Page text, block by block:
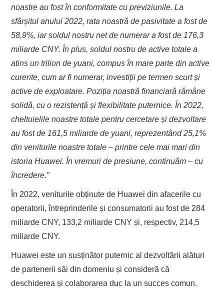
noastre au fost în conformitate cu previziunile. La
sfârșitul anului 2022, rata noastră de pasivitate a fost de
58,9%, iar soldul nostru net de numerar a fost de 176,3
miliarde CNY. În plus, soldul nostru de active totale a
atins un trilion de yuani, compus în mare parte din active
curente, cum ar fi numerar, investiții pe termen scurt și
active de exploatare. Poziția noastră financiară rămâne
solidă, cu o rezistență și flexibilitate puternice. În 2022,
cheltuielile noastre totale pentru cercetare și dezvoltare
au fost de 161,5 miliarde de yuani, reprezentând 25,1%
din veniturile noastre totale – printre cele mai mari din
istoria Huawei. În vremuri de presiune, continuăm – cu
încredere.”
În 2022, veniturile obținute de Huawei din afacerile cu
operatorii, întreprinderile și consumatorii au fost de 284
miliarde CNY, 133,2 miliarde CNY și, respectiv, 214,5
miliarde CNY.
Huawei este un susținător puternic al dezvoltării alături
de partenerii săi din domeniu și consideră că
deschiderea și colaborarea duc la un succes comun.